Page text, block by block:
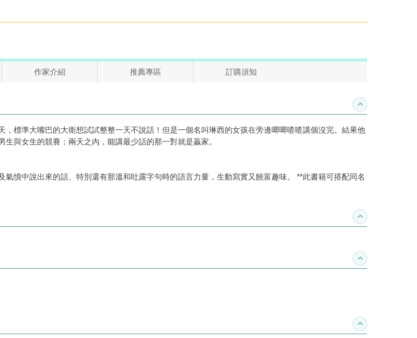
作家介紹 推薦專區 訂購須知
收合內容簡介
標準大嘴巴的大衛想試試整整一天不說話！但是一個名叫琳西的女孩在旁邊唧唧喳喳講個沒完。結果他
與女生的競賽；兩天之內，能講最少話的那一對就是贏家。
憤中說出來的話、特別還有那溫和吐露字句時的語言力量，生動寫實又饒富趣味。 **此書籍可搭配同名
收合得獎紀錄
收合作家介紹
收合推薦專區